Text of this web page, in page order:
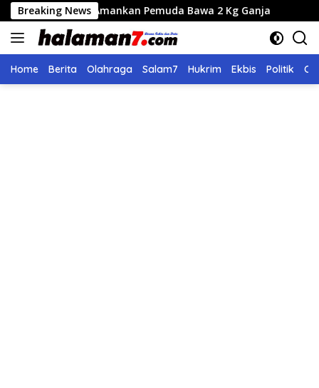
Langsung
ke
konten
Breaking News
Pemuda Bawa 2 Kg Ganja Seleksi Calon
Home Berita Olahraga Salam7 Hukrim Ekbis Politik